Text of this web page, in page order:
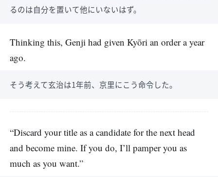
るのは自分を置いて他にいないはず。
Thinking this, Genji had given Kyōri an order a year
ago.
そう考えて玄治は1年前、京里にこう命令した。
“Discard your title as a candidate for the next head
and become mine. If you do, I’ll pamper you as
much as you want.”